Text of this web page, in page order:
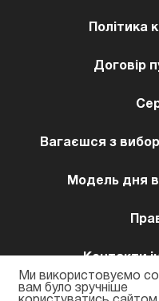
Політика
Договір
Вагаєшся з
Модель дня
Контакти
Ми використовуємо
вам було зручніше